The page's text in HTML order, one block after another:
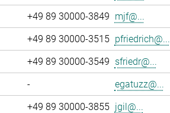
+49 89 30000-3849 mjf@...
+49 89 30000-3515 pfriedrich@...
+49 89 30000-3549 sfriedr@...
- egatuzz@...
+49 89 30000-3855 jgil@...